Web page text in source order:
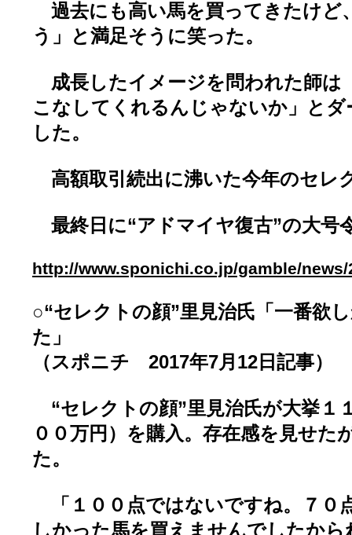
過去にも高い馬を買ってきたけど
う」と満足そうに笑った。
成長したイメージを問われた師は
こなしてくれるんじゃないか」とダ
した。
高額取引続出に沸いた今年のセレ
最終日に“アドマイヤ復古”の大号
http://www.sponichi.co.jp/gamble/news/
○“セレクトの顔”里見治氏「一番欲
た」
（スポニチ 2017年7月12日記事）
“セレクトの顔”里見治氏が大挙１
００万円）を購入。存在感を見せた
た。
「１００点ではないですね。７０
しかった馬を買えませんでしたから